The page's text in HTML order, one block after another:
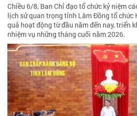
Chiều 6/8, Ban Chỉ đạo tổ chức kỷ niệm
lịch sử quan trọng tỉnh Lâm Đồng tổ chức
quả hoạt động từ đầu năm đến nay, triển
nhiệm vụ những tháng cuối năm 2026.